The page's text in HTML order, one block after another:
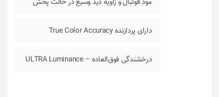
دارای پردازنده True Color Accuracy
درخشندگی فوق‌العاده – ULTRA Luminance